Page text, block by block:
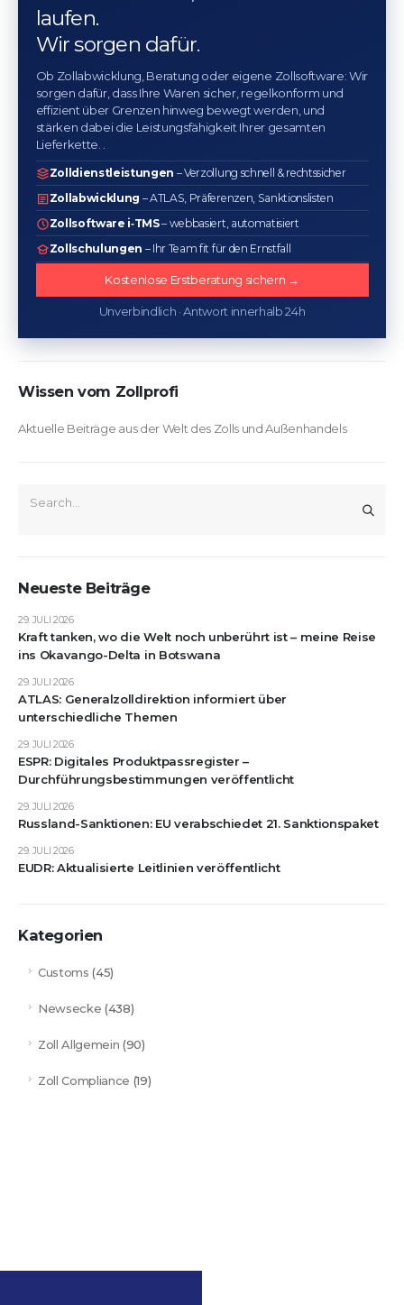
laufen.
Wir sorgen dafür.
Ob Zollabwicklung, Beratung oder eigene Zollsoftware: Wir
sorgen dafür, dass Ihre Waren sicher, regelkonform und
effizient über Grenzen hinweg bewegt werden, und
stärken dabei die Leistungsfähigkeit Ihrer gesamten
Lieferkette. .
Zolldienstleistungen – Verzollung schnell & rechtssicher
Zollabwicklung – ATLAS, Präferenzen, Sanktionslisten
Zollsoftware i‑TMS– webbasiert, automatisiert
Zollschulungen – Ihr Team fit für den Ernstfall
Kostenlose Erstberatung sichern →
Unverbindlich · Antwort innerhalb 24h
Wissen vom Zollprofi
Aktuelle Beiträge aus der Welt des Zolls und Außenhandels
Neueste Beiträge
Kraft tanken, wo die Welt noch unberührt ist – meine Reise
ins Okavango-Delta in Botswana
29. JULI 2026
ATLAS: Generalzolldirektion informiert über
unterschiedliche Themen
29. JULI 2026
ESPR: Digitales Produktpassregister –
Durchführungsbestimmungen veröffentlicht
29. JULI 2026
Russland-Sanktionen: EU verabschiedet 21. Sanktionspaket
29. JULI 2026
EUDR: Aktualisierte Leitlinien veröffentlicht
29. JULI 2026
Kategorien
Customs (45)
Newsecke (438)
Zoll Allgemein (90)
Zoll Compliance (19)